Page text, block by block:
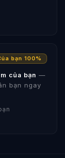
bạn 100%
của bạn —
bạn ngay